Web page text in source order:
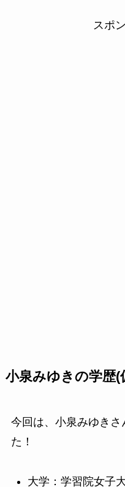
スポ
小泉みゆきの学歴(
今回は、小泉みゆき
た！
大学：学習院女子